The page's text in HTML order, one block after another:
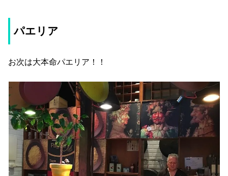
パエリア
お次は大本命パエリア！！